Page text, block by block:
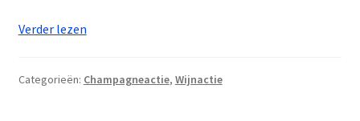
Verder lezenWijn
actie
Categorieën: Champagneactie, Wijnactie